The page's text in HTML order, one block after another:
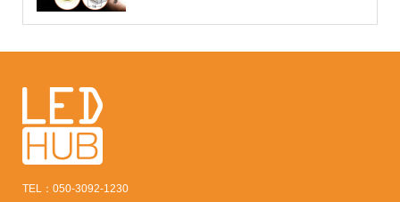
TEL：050-3092-1230